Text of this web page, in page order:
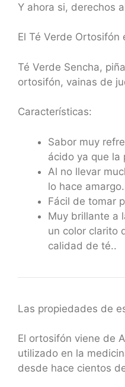
Y ahora si, derechos
El Té Verde Ortosifón
Té Verde Sencha,
ortosifón, vainas de
Características:
Sabor muy
ácido ya que la
Al no llevar
lo hace amargo.
Fácil de tomar
Muy brillante a
un color clarito
calidad de té..
Las propiedades de
El ortosifón viene de
utilizado en la
desde hace cientos